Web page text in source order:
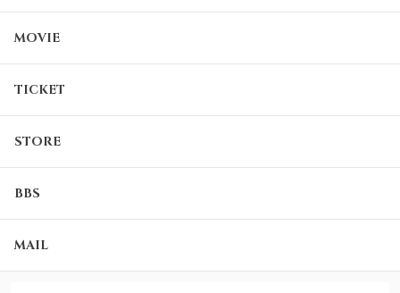
MOVIE
TICKET
STORE
BBS
MAIL